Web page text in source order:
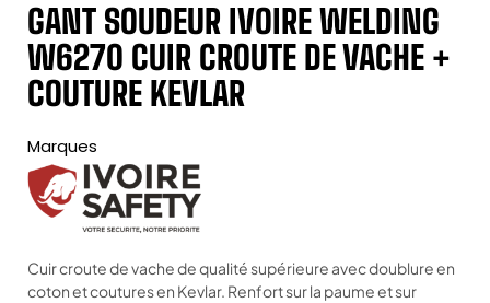
GANT SOUDEUR IVOIRE WELDING
W6270 CUIR CROUTE DE VACHE +
COUTURE KEVLAR
Marques
Cuir croute de vache de qualité supérieure avec doublure en
coton et coutures en Kevlar. Renfort sur la paume et sur